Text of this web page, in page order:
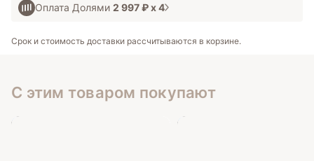
Оплата Долями2 997 ₽х 4
Срок и стоимость доставки рассчитываются в корзине.
С этим товаром покупают